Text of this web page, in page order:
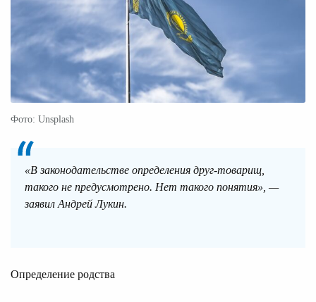
Фото: Unsplash
«В законодательстве определения друг-товарищ,
такого не предусмотрено. Нет такого понятия», —
заявил Андрей Лукин.
Определение родства